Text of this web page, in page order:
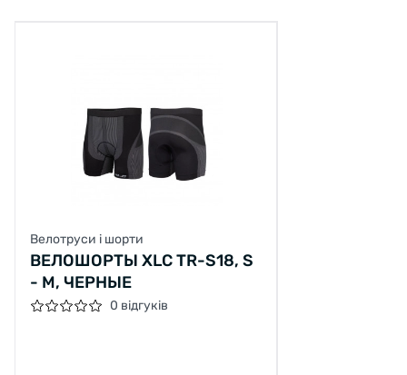
Велотруси і шорти
ВЕЛОШОРТЫ XLC TR-S18, S
- M, ЧЕРНЫЕ
0 відгуків